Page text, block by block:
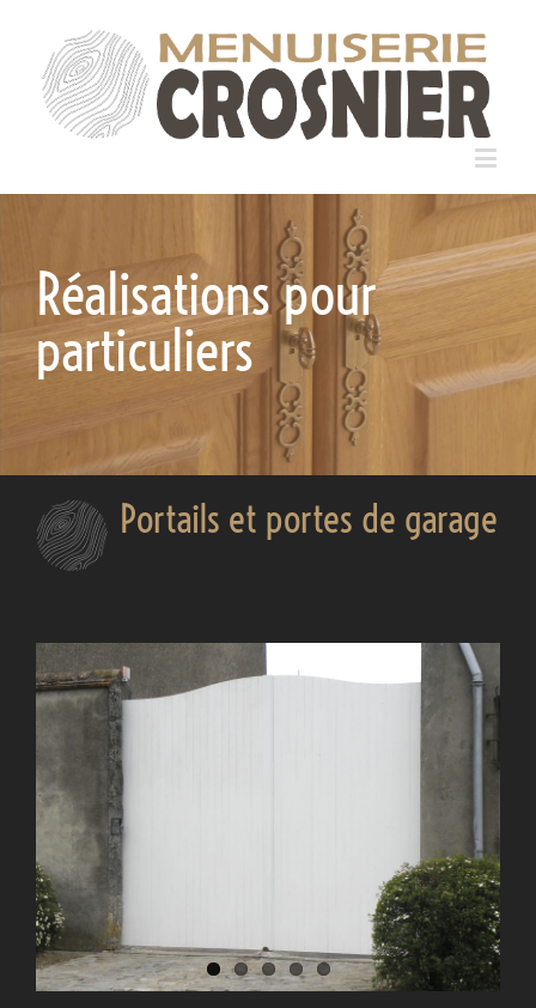
Réalisations pour
particuliers
Portails et portes de garage